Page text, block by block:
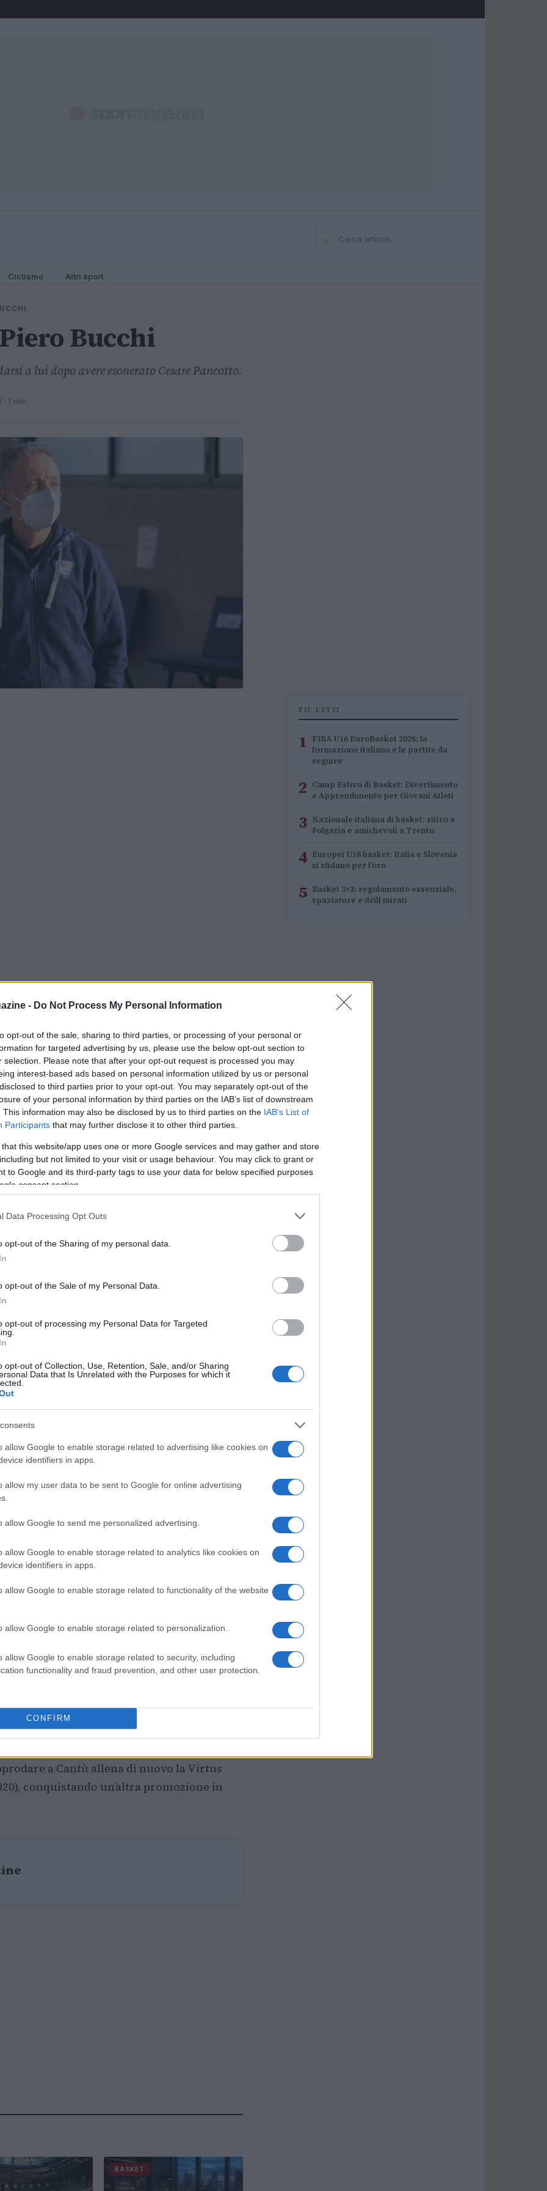
- Do Not Process My Personal Information
opt-out of the sale, sharing to third parties, or processing of your personal or
for targeted advertising by us, please use the below opt-out section to
selection. Please note that after your opt-out request is processed you may
interest-based ads based on personal information utilized by us or personal
to third parties prior to your opt-out. You may separately opt-out of the
of your personal information by third parties on the IAB’s list of downstream
This information may also be disclosed by us to third parties on the IAB’s List of
Participants that may further disclose it to other third parties.
that this website/app uses one or more Google services and may gather and store
but not limited to your visit or usage behaviour. You may click to grant or
to Google and its third-party tags to use your data for below specified purposes
consent section.
Data Processing Opt Outs
opt-out of the Sharing of my personal data.
opt-out of the Sale of my Personal Data.
opt-out of processing my Personal Data for Targeted
opt-out of Collection, Use, Retention, Sale, and/or Sharing
Data that Is Unrelated with the Purposes for which it
allow Google to enable storage related to advertising like cookies on
identifiers in apps.
allow my user data to be sent to Google for online advertising
allow Google to send me personalized advertising.
allow Google to enable storage related to analytics like cookies on
identifiers in apps.
allow Google to enable storage related to functionality of the website
allow Google to enable storage related to personalization.
allow Google to enable storage related to security, including
functionality and fraud prevention, and other user protection.
CONFIRM
⌕Cerca
Ciclismo Altri sport
Bucchi
a lui dopo avere esonerato Cesare Pancotto.
· 1 min
San Bernardo ha deciso di affidarsi a lui
capo allenatore inizia nel lontano 1996,
sino al 1999, riportandolo in Serie A e
alla Coppa Korac. Poi il già citato
una breve esperienza in Polonia, a
emiliano approda a Napoli, dove – da
in Serie A.
Virtus Roma, guidando l’allora
campioni. Nel 2005 torna a Napoli
competizione europea. Quindi, la
che allena da 2008 al 2011, centrando le
cinque stagioni, infatti, tra il 2011 e il
che precede le esperienze alla VL
a Cantù allena di nuovo la Virtus
conquistando un’altra promozione in
BASKET
PIÙ LETTI
1 FIBA U16 EuroBasket 2026: la
formazione italiana e le partite da
seguire
2 Camp Estivo di Basket: Divertimento
e Apprendimento per Giovani Atleti
3 Nazionale italiana di basket: ritiro a
Folgaria e amichevoli a Trento
4 Europei U18 basket: Italia e Slovenia
si sfidano per l’oro
5 Basket 3×3: regolamento essenziale,
spaziature e drill mirati